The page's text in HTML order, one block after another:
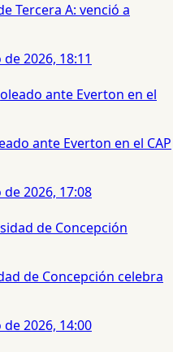
Tercera A: venció a
2026, 18:11
ante Everton en el CAP
2026, 17:08
de Concepción celebra
2026, 14:00